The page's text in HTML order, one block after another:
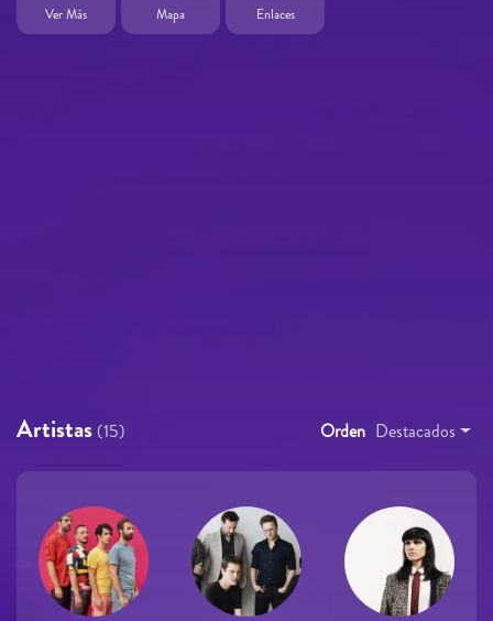
Ver Más Mapa Enlaces
Artistas (15) Orden Destacados